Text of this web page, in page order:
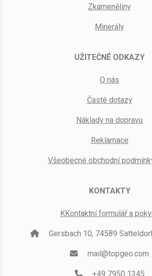
Zkameněliny
Minerály
UŽITEČNÉ ODKAZY
O nás
Časté dotazy
Náklady na dopravu
Reklamace
Všeobecné obchodní
KONTAKTY
KKontaktní formulář a
Gersbach 10, 74589
mail@topgeo.com
+49 7950 1345